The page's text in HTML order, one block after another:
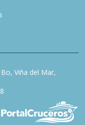
Viña del Mar,